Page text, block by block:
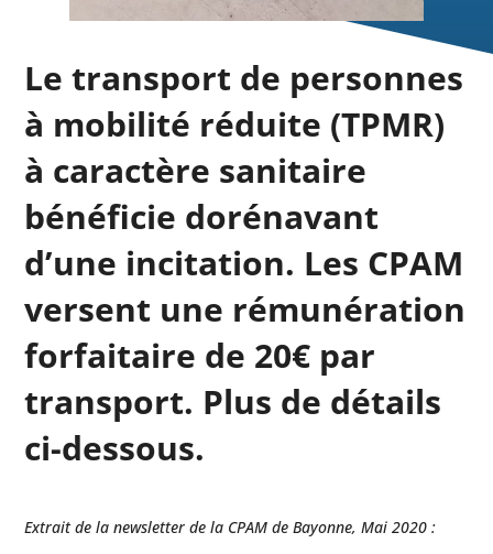
Le transport de personnes
à mobilité réduite (TPMR)
à caractère sanitaire
bénéficie dorénavant
d’une incitation. Les CPAM
versent une rémunération
forfaitaire de 20€ par
transport. Plus de détails
ci-dessous.
Extrait de la newsletter de la CPAM de Bayonne, Mai 2020 :